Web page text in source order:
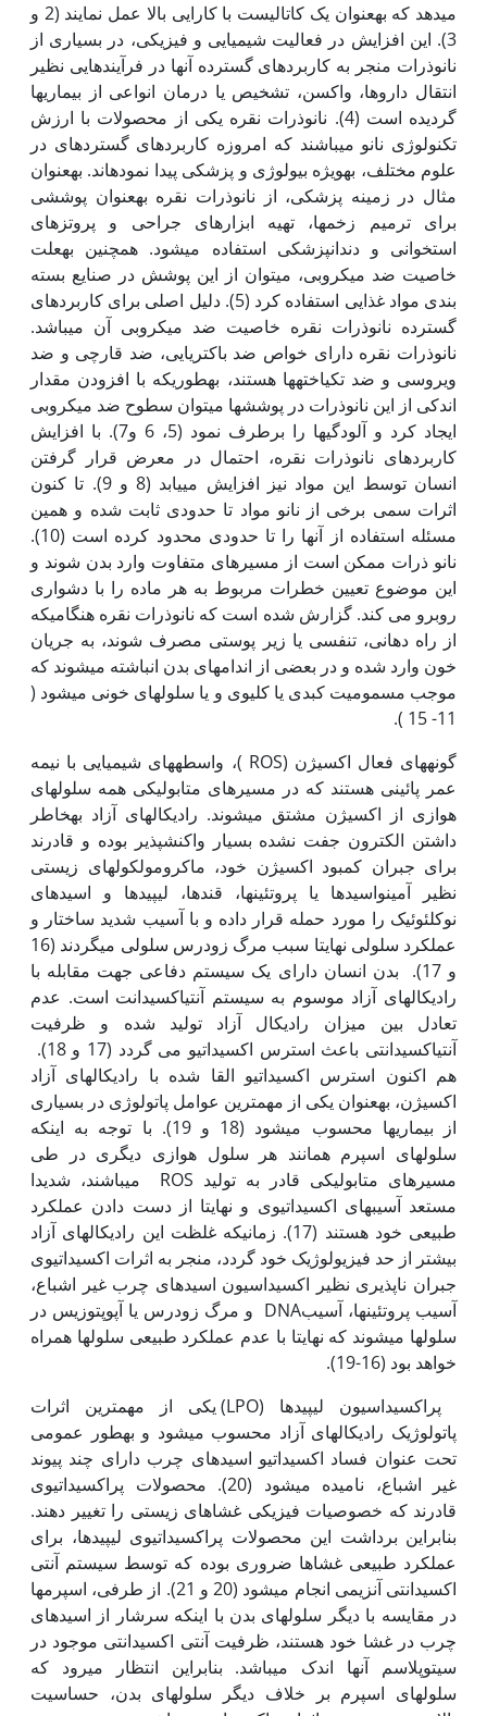
می‏دهد که به‏عنوان یک کاتالیست با کارایی بالا عمل نمایند (2 و
3). این افزایش در فعالیت شیمیایی و فیزیکی، در بسیاری از
نانوذرات منجر به کاربردهای گسترده آن‏ها در فرآیندهایی نظیر
انتقال داروها، واکسن، تشخیص یا درمان انواعی از بیماری‏ها
گردیده است (4). نانوذرات نقره یکی از محصولات با ارزش
تکنولوژی نانو می‏باشند که امروزه کاربردهای گسترده‏ای در
علوم مختلف، به‏ویژه بیولوژی و پزشکی پیدا نموده‏اند. به‏عنوان
مثال در زمینه پزشکی، از نانوذرات نقره به‏عنوان پوششی
برای ترمیم زخم‏ها، تهیه ابزارهای جراحی و پروتزهای
استخوانی و دندانپزشکی استفاده می‏شود. همچنین به‏علت
خاصیت ضد میکروبی، می‏توان از این پوشش در صنایع بسته
بندی مواد غذایی استفاده کرد (5). دلیل اصلی برای کاربردهای
گسترده نانوذرات نقره خاصیت ضد میکروبی آن می‏باشد.
نانوذرات نقره دارای خواص ضد باکتریایی، ضد قارچی و ضد
ویروسی و ضد تک‏یاخته‏ها هستند، به‏طوری‏که با افزودن مقدار
اندکی از این نانوذرات در پوشش‏ها می‏توان سطوح ضد میکروبی
ایجاد کرد و آلودگی‏ها را برطرف نمود (5، 6 و7). با افزایش
کاربردهای نانوذرات نقره، احتمال در معرض قرار گرفتن
انسان توسط این مواد نیز افزایش می‏یابد (8 و 9). تا کنون
اثرات سمی برخی از نانو مواد تا حدودی ثابت شده و همین
مسئله استفاده از آن‏ها را تا حدودی محدود کرده است (10).
نانو ذرات ممکن است از مسیر‏های متفاوت وارد بدن شوند و
این موضوع تعیین خطرات مربوط به هر ماده را با دشواری
روبرو می کند. گزارش شده است که نانوذرات نقره هنگامی‏که
از راه دهانی، تنفسی یا زیر پوستی مصرف شوند، به جریان
خون وارد شده و در بعضی از اندام‏های بدن انباشته می‏شوند که
موجب مسمومیت کبدی یا کلیوی و یا سلول‏های خونی می‏شود (
11- 15 ).
گونه‏های فعال اکسیژن (ROS )، واسطه‏های شیمیایی با نیمه
عمر پائینی هستند که در مسیرهای متابولیکی همه سلول‏های
هوازی از اکسیژن مشتق می‏شوند. رادیکال‏های آزاد به‏خاطر
داشتن الکترون جفت نشده بسیار واکنش‏پذیر بوده و قادرند
برای جبران کمبود اکسیژن خود، ماکرومولکول‏های زیستی
نظیر آمینواسیدها یا پروتئین‏ها، قندها، لیپیدها و اسیدهای
نوکلئوئیک را مورد حمله قرار داده و با آسیب شدید ساختار و
عمل‏کرد سلولی نهایتا سبب مرگ زودرس سلولی می‏گردند (16
و 17). بدن انسان دارای یک سیستم دفاعی جهت مقابله با
رادیکال‏های آزاد موسوم به سیستم آنتی‏اکسیدانت است. عدم
تعادل بین میزان رادیکال آزاد تولید شده و ظرفیت
آنتی‏اکسیدانتی باعث استرس اکسیداتیو می گردد (17 و 18).
هم اکنون استرس اکسیداتیو القا شده با رادیکال‏های آزاد
اکسیژن، به‏عنوان یکی از مهم‏ترین عوامل پاتولوژی در بسیاری
از بیماری‏ها محسوب می‏شود (18 و 19). با توجه به اینکه
سلول‏های اسپرم همانند هر سلول هوازی دیگری در طی
مسیرهای متابولیکی قادر به تولید ROS می‏باشند، شدیدا
مستعد آسیب‏های اکسیداتیوی و نهایتا از دست دادن عمل‏کرد
طبیعی خود هستند (17). زمانی‏که غلظت این رادیکال‏های آزاد
بیشتر از حد فیزیولوژیک خود گردد، منجر به اثرات اکسیداتیوی
جبران ناپذیری نظیر اکسیداسیون اسیدهای چرب غیر اشباع،
آسیب پروتئین‏ها، آسیبDNA و مرگ زودرس یا آپوپتوزیس در
سلول‏ها می‏شوند که نهایتا با عدم عمل‏کرد طبیعی سلول‏ها همراه
خواهد بود (16-19).
پراکسیداسیون لیپیدها (LPO) یکی از مهم‏ترین اثرات
پاتولوژیک رادیکال‏های آزاد محسوب می‏شود و به‏طور عمومی
تحت عنوان فساد اکسیداتیو اسیدهای چرب دارای چند پیوند
غیر اشباع‏، نامیده می‏شود (20). محصولات پراکسیداتیوی
قادرند که خصوصیات فیزیکی غشاهای زیستی را تغییر دهند.
بنابراین برداشت این محصولات پراکسیداتیوی لیپیدها، برای
عمل‏کرد طبیعی غشاها ضروری بوده که توسط سیستم آنتی
اکسیدانتی آنزیمی انجام می‏شود (20 و 21). از طرفی، اسپرم‏ها
در مقایسه با دیگر سلول‏های بدن با اینکه سرشار از اسیدهای
چرب در غشا خود هستند، ظرفیت آنتی اکسیدانتی موجود در
سیتوپلاسم آن‏ها اندک می‏باشد. بنابراین انتظار می‏رود که
سلول‏های اسپرم بر خلاف دیگر سلول‏های بدن، حساسیت